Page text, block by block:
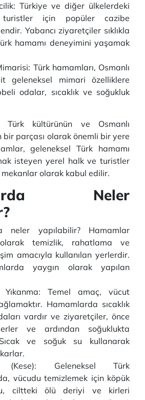
Türkiye ve diğer ülkelerdeki
turistler için popüler cazibe
Yabancı ziyaretçiler sıklıkla
hamamı deneyimini yaşamak
Türk hamamları, Osmanlı
geleneksel mimari özelliklere
odalar, sıcaklık ve soğukluk
Türk kültürünün ve Osmanlı
parçası olarak önemli bir yere
geleneksel Türk hamamı
isteyen yerel halk ve turistler
olarak kabul edilir.
Neler
neler yapılabilir? Hamamlar
temizlik, rahatlama ve
amacıyla kullanılan yerlerdir.
yaygın olarak yapılan
Temel amaç, vücut
Hamamlarda sıcaklık
vardır ve ziyaretçiler, önce
ve ardından soğuklukta
ve soğuk su kullanarak
(Kese): Geleneksel Türk
vücudu temizlemek için köpük
ciltteki ölü deriyi ve kirleri